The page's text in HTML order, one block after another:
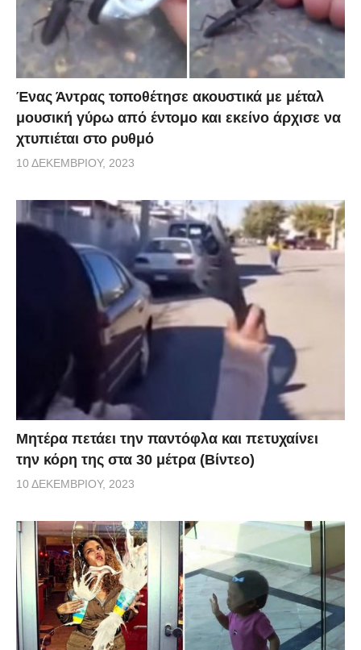
Ένας Άντρας τοποθέτησε ακουστικά με μέταλ
μουσική γύρω από έντομο και εκείνο άρχισε να
χτυπιέται στο ρυθμό
10 ΔΕΚΕΜΒΡΊΟΥ, 2023
Μητέρα πετάει την παντόφλα και πετυχαίνει
την κόρη της στα 30 μέτρα (Βίντεο)
10 ΔΕΚΕΜΒΡΊΟΥ, 2023